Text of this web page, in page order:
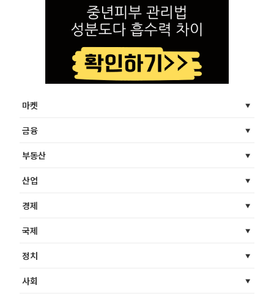
마켓
금융
부동산
산업
경제
국제
정치
사회